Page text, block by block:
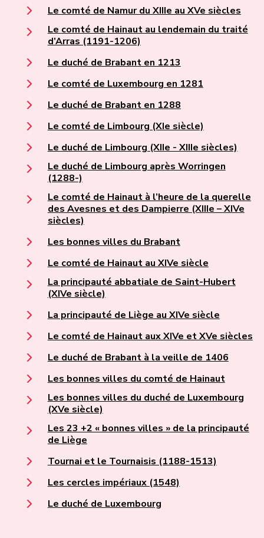
Le comté de Namur du XIIIe au XVe siècles
Le comté de Hainaut au lendemain du traité
d’Arras (1191-1206)
Le duché de Brabant en 1213
Le comté de Luxembourg en 1281
Le duché de Brabant en 1288
Le comté de Limbourg (XIe siècle)
Le duché de Limbourg (XIIe - XIIIe siècles)
Le duché de Limbourg après Worringen
(1288-)
Le comté de Hainaut à l’heure de la querelle
des Avesnes et des Dampierre (XIIIe – XIVe
siècles)
Les bonnes villes du Brabant
Le comté de Hainaut au XIVe siècle
La principauté abbatiale de Saint-Hubert
(XIVe siècle)
La principauté de Liège au XIVe siècle
Le comté de Hainaut aux XIVe et XVe siècles
Le duché de Brabant à la veille de 1406
Les bonnes villes du comté de Hainaut
Les bonnes villes du duché de Luxembourg
(XVe siècle)
Les 23 +2 « bonnes villes » de la principauté
de Liège
Tournai et le Tournaisis (1188-1513)
Les cercles impériaux (1548)
Le duché de Luxembourg